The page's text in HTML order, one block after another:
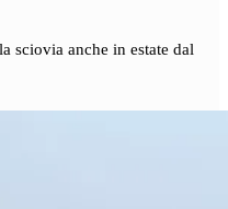
sciovia anche in estate dal